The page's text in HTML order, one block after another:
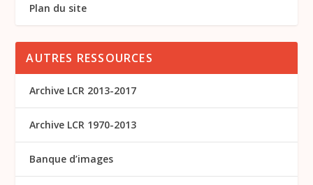
Plan du site
AUTRES RESSOURCES
Archive LCR 2013-2017
Archive LCR 1970-2013
Banque d’images